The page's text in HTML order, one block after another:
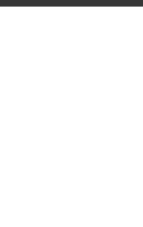
PARTNERS